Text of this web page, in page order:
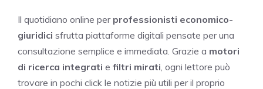
Il quotidiano online per professionisti economico-
giuridici sfrutta piattaforme digitali pensate per una
consultazione semplice e immediata. Grazie a motori
di ricerca integrati e filtri mirati , ogni lettore può
trovare in pochi click le notizie più utili per il proprio